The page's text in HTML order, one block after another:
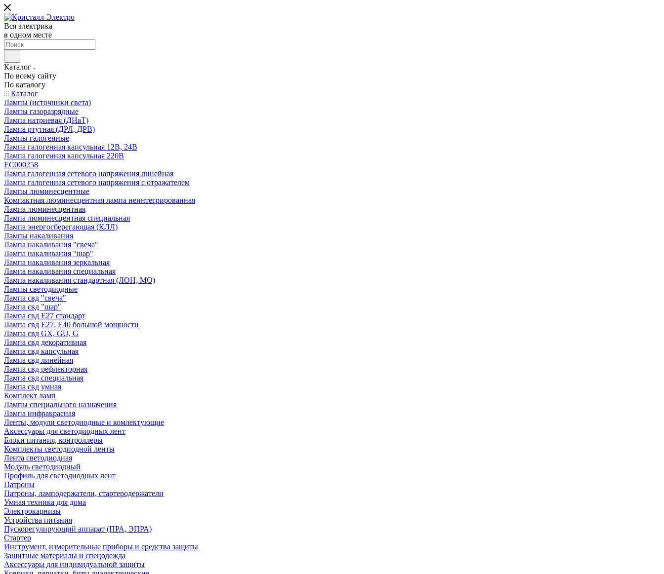
Вся электрика
в одном месте
Каталог
По всему сайту
По каталогу
Каталог
Лампы (источники света)
Лампы газоразрядные
Лампа натриевая (ДНаТ)
Лампа ртутная (ДРЛ, ДРВ)
Лампы галогенные
Лампа галогенная капсульная 12В, 24В
Лампа галогенная капсульная 220В
EC000258
Лампа галогенная сетевого напряжения линейная
Лампа галогенная сетевого напряжения с отражателем
Лампы люминесцентные
Компактная люминесцентная лампа неинтегрированная
Лампа люминесцентная
Лампа люминесцентная специальная
Лампа энергосберегающая (КЛЛ)
Лампы накаливания
Лампа накаливания "свеча"
Лампа накаливания "шар"
Лампа накаливания зеркальная
Лампа накаливания специальная
Лампа накаливания стандартная (ЛОН, МО)
Лампы светодиодные
Лампа свд "свеча"
Лампа свд "шар"
Лампа свд E27 стандарт
Лампа свд E27, Е40 большой мощности
Лампа свд GX, GU, G
Лампа свд декоративная
Лампа свд капсульная
Лампа свд линейная
Лампа свд рефлекторная
Лампа свд специальная
Лампа свд умная
Комплект ламп
Лампы специального назначения
Лампа инфракрасная
Ленты, модули светодиодные и комлектующие
Аксессуары для светодиодных лент
Блоки питания, контроллеры
Комплекты светодиодной ленты
Лента светодиодная
Модуль светодиодный
Профиль для светодиодных лент
Патроны
Патроны, ламподержатели, стартеродержатели
Умная техника для дома
Электрокарнизы
Устройства питания
Пускорегулирующий аппарат (ПРА, ЭПРА)
Стартер
Инструмент, измерительные приборы и средства защиты
Защитные материалы и спецодежда
Аксессуары для индивидуальной защиты